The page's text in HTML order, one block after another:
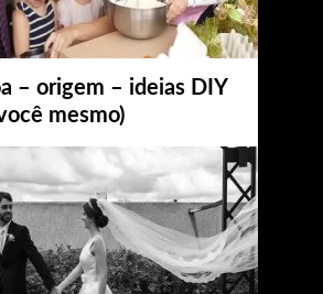
– origem – ideias DIY
mesmo)